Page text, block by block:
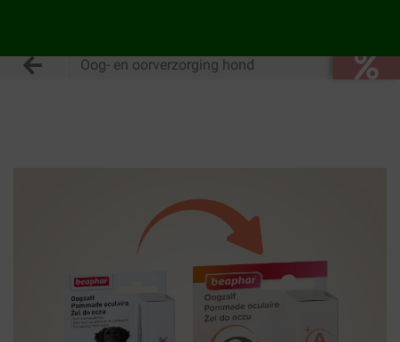
Oog- en oorverzorging hond